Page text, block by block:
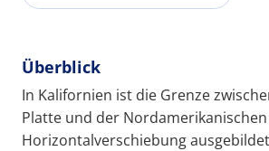
Überblick
In Kalifornien ist die Grenze
Platte und der
Horizontalverschiebung